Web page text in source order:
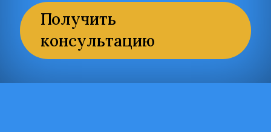
Получить
консультацию